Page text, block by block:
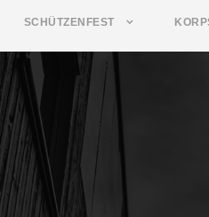
SCHÜTZENFEST